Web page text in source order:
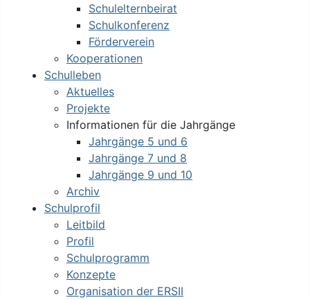
Schulelternbeirat
Schulkonferenz
Förderverein
Kooperationen
Schulleben
Aktuelles
Projekte
Informationen für die Jahrgänge
Jahrgänge 5 und 6
Jahrgänge 7 und 8
Jahrgänge 9 und 10
Archiv
Schulprofil
Leitbild
Profil
Schulprogramm
Konzepte
Organisation der ERSII